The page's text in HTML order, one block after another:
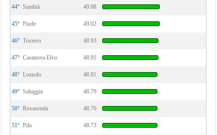
44° Santhià 49.08
45° Piode 49.02
46° Tricerro 48.93
47° Casanova Elvo 48.91
48° Lozzolo 48.81
49° Saluggia 48.79
50° Rovasenda 48.76
51° Pila 48.73